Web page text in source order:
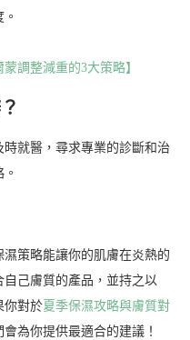
調整減重的3大策略】
就醫，尋求專業的診斷和治
策略能讓你的肌膚在炎熱的
己膚質的產品，並持之以
你對於夏季保濕攻略與膚質對
為你提供最適合的建議！